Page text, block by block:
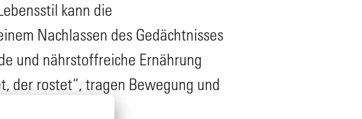
kann die
Nachlassen des Gedächtnisses
und nährstoffreiche Ernährung
der rostet“, tragen Bewegung und